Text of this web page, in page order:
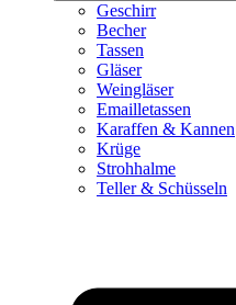
Geschirr
Becher
Tassen
Gläser
Weingläser
Emailletassen
Karaffen & Kannen
Krüge
Strohhalme
Teller & Schüsseln